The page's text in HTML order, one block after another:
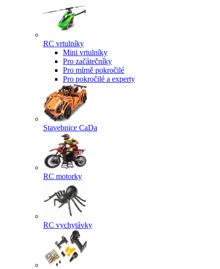
RC vrtulníky
Mini vrtulníky
Pro začátečníky
Pro mírně pokročilé
Pro pokročilé a experty
Stavebnice CaDa
RC motorky
RC vychytávky